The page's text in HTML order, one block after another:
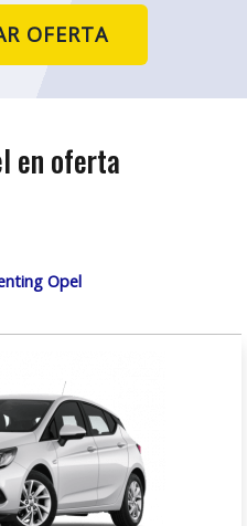
OFERTA
en oferta
Opel